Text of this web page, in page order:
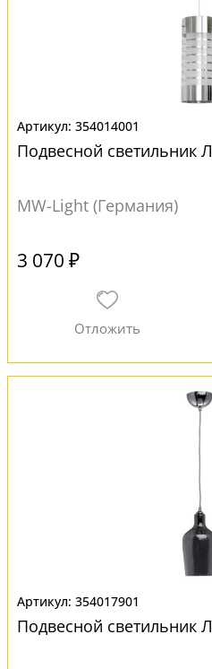
354014001
Подвесной светильник
MW-Light (Германия)
3 070 ₽
354017901
Подвесной светильник